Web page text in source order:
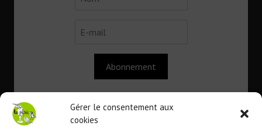
Gérer le consentement aux
cookies
Abonnement